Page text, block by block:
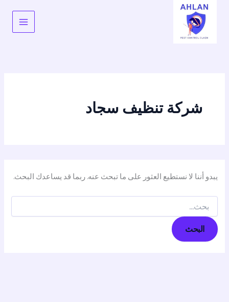
المحتوى
شركة تنظيف سجاد
يبدو أننا لا نستطيع العثور على ما تبحث عنه. ربما قد يساعدك البحث.
البحث